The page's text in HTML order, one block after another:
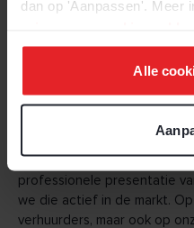
dan op 'Aanpassen'. Meer
Alle
huurder van je pand.
WE ZETTEN JE
Vinden we de ideale
professioneel, zoals je mag
die graag een stap extra
professionele presentatie
we die actief in de markt.
verhuurders, maar ook op